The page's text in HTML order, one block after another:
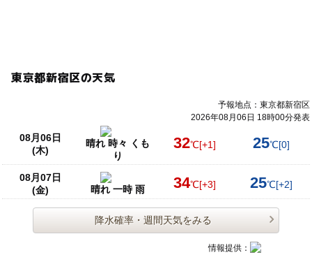
東京都新宿区の天気
予報地点：東京都新宿区
2026年08月06日 18時00分発表
08月06日
(木)
晴れ 時々 くも
り
32℃[+1] 25℃[0]
08月07日
(金)
晴れ 一時 雨 34℃[+3] 25℃[+2]
降水確率・週間天気をみる
情報提供：